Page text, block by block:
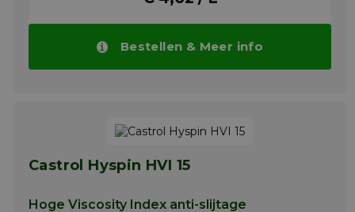
elastomeren welke gewoonlijk gebruikt
worden in statische en dynamische
DIN 51502 - HLP
Meer info
Bestellen & Meer info
Castrol Hyspin HVI 15
Hoge Viscosity Index anti-slijtage